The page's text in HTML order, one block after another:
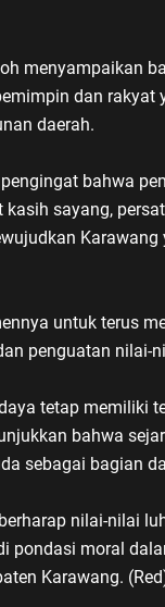
menyampaikan
dan rakyat
daerah.
bahwa
sayang,
Karawang
untuk terus
penguatan nilai-
tetap memiliki
bahwa
sebagai bagian
nilai-nilai
pondasi moral
Karawang.